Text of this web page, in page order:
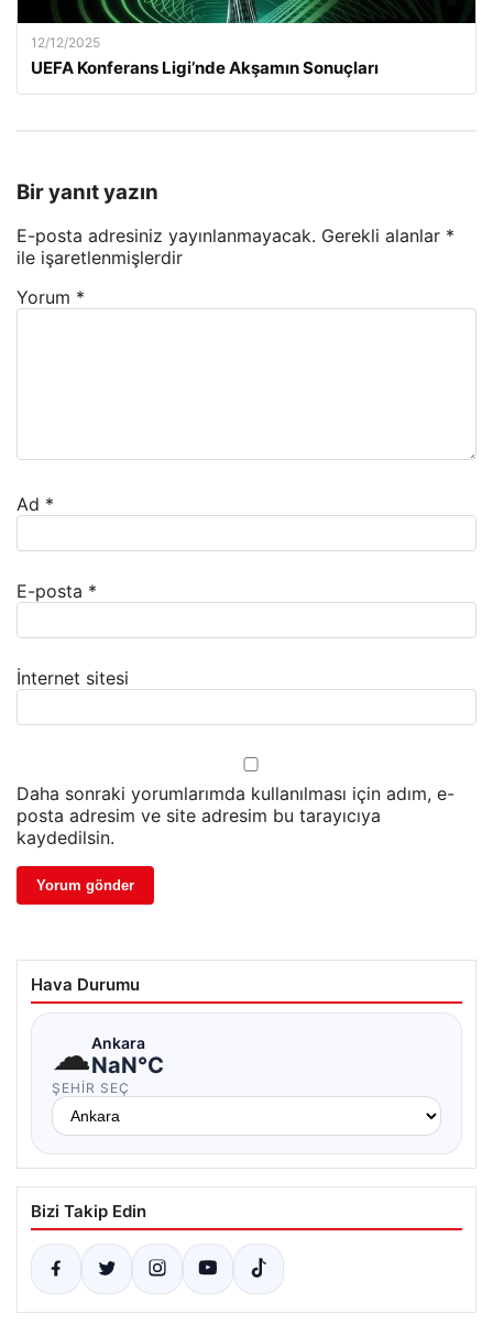
12/12/2025
UEFA Konferans Ligi’nde Akşamın Sonuçları
Bir yanıt yazın
E-posta adresiniz yayınlanmayacak. Gerekli alanlar *
ile işaretlenmişlerdir
Yorum *
Ad *
E-posta *
İnternet sitesi
Daha sonraki yorumlarımda kullanılması için adım, e-
posta adresim ve site adresim bu tarayıcıya
kaydedilsin.
Hava Durumu
☁Ankara
NaN°C
ŞEHIR SEÇ
Bizi Takip Edin